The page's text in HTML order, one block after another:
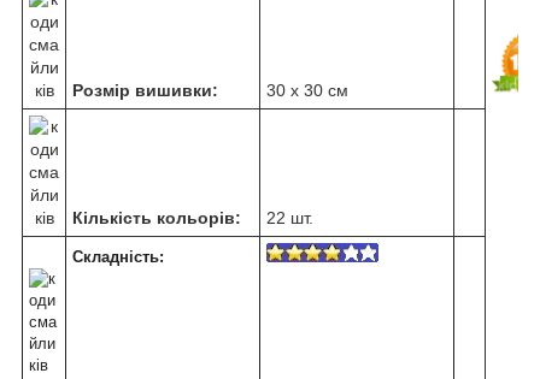
Розмір вишивки: 30 х 30 см
Кількість кольорів: 22 шт.
Складність: